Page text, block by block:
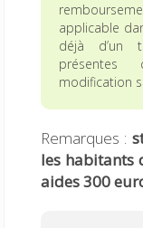
applicable
déjà d’un
modification
Remarques :
les habitants
aides 300